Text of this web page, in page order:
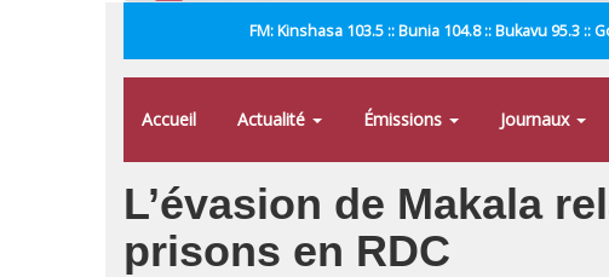
FM: Kinshasa 103.5 :: Bunia 104.8 :: Bukavu 95.3 ::
Accueil Actualité Émissions Journaux
L’évasion de Makala
prisons en RDC